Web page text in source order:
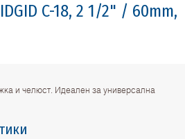
C-18, 2 1/2" / 60mm,
и челюст. Идеален за универсална